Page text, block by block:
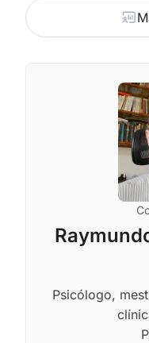
Psicólogo,